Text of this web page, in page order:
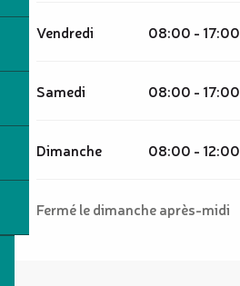
Vendredi 08:00 - 17:00
Samedi 08:00 - 17:00
Dimanche 08:00 - 12:00
Fermé le dimanche après-midi